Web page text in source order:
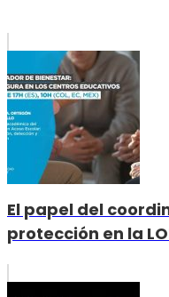
El papel del
protección en la